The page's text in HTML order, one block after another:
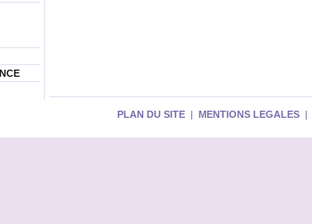
PLAN DU SITE | MENTIONS LEGALES |